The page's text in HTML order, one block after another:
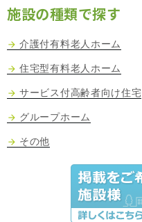
施設の種類で探す
介護付有料老人ホーム
住宅型有料老人ホーム
サービス付高齢者向け住宅
グループホーム
その他